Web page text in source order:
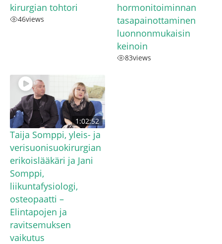
kirurgian tohtori
46views
hormonitoiminnan
tasapainottaminen
luonnonmukaisin
keinoin
83views
1:02:52
Taija Somppi, yleis- ja
verisuonisuokirurgian
erikoislääkäri ja Jani
Somppi,
liikuntafysiologi,
osteopaatti –
Elintapojen ja
ravitsemuksen
vaikutus